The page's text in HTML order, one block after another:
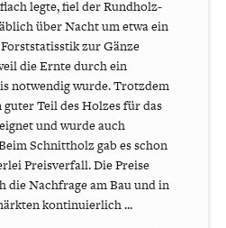
legte, fiel der Rundholz-
über Nacht um etwa ein
zur Gänze
die Ernte durch ein
notwendig wurde. Trotzdem
Teil des Holzes für das
und wurde auch
Schnittholz gab es schon
Preisverfall. Die Preise
die Nachfrage am Bau und in
kontinuierlich ...